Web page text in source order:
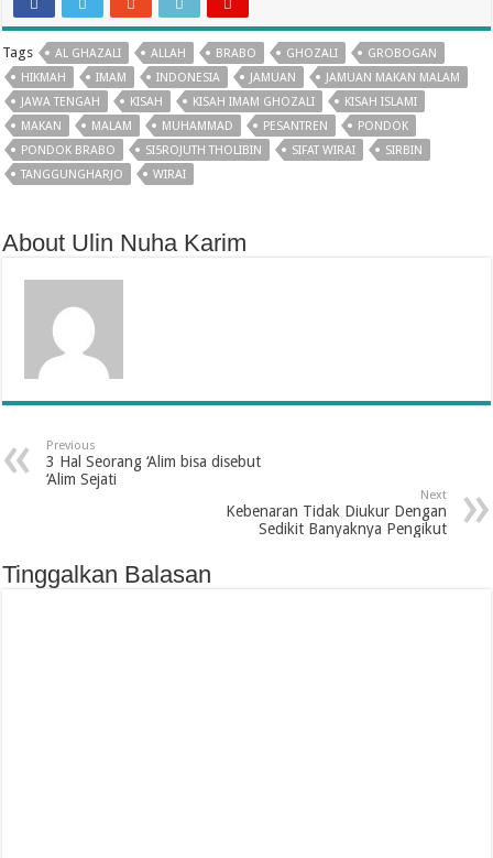
Tags AL GHAZALI ALLAH BRABO GHOZALI
GROBOGAN
HIKMAH
IMAM INDONESIA JAMUAN
JAMUAN MAKAN MALAM
JAWA TENGAH
KISAH KISAH IMAM GHOZALI
KISAH ISLAMI
MAKAN
MALAM MUHAMMAD PESANTREN
PONDOK
PONDOK BRABO
SI5ROJUTH THOLIBIN SIFAT WIRAI
SIRBIN
TANGGUNGHARJO
WIRAI
About Ulin Nuha Karim
Previous
3 Hal Seorang ‘Alim bisa disebut
‘Alim Sejati
Next
Kebenaran Tidak Diukur Dengan
Sedikit Banyaknya Pengikut
Tinggalkan Balasan